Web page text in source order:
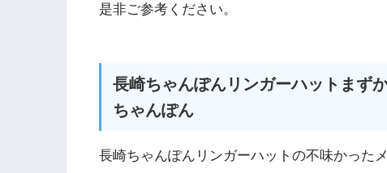
是非ご参考ください。
長崎ちゃんぽんリンガーハットまず
ちゃんぽん
長崎ちゃんぽんリンガーハットの不味かった